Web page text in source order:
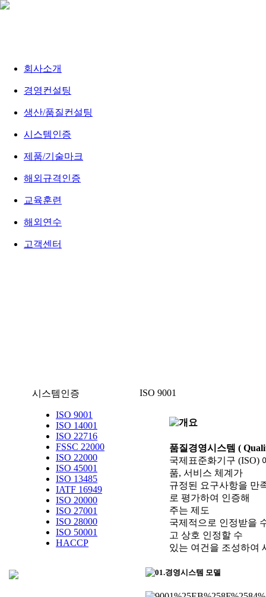
회사소개
경영컨설팅
생산/품질컨설팅
시스템인증
제품/기술마크
해외규격인증
교육훈련
해외연수
고객센터
시스템인증
ISO 9001
ISO 14001
ISO 22716
FSSC 22000
ISO 22000
ISO 45001
ISO 13485
IATF 16949
ISO 20000
ISO 27001
ISO 28000
ISO 50001
HACCP
ISO 9001
품질경영시스템 (
국제표준화기구 (ISO)
품, 서비스 체계가
규정된 요구사항을 만
로 평가하여 인증해
주는 제도
국제적으로 인정받을
고 상호 인정할 수
있는 여건을 조성하여